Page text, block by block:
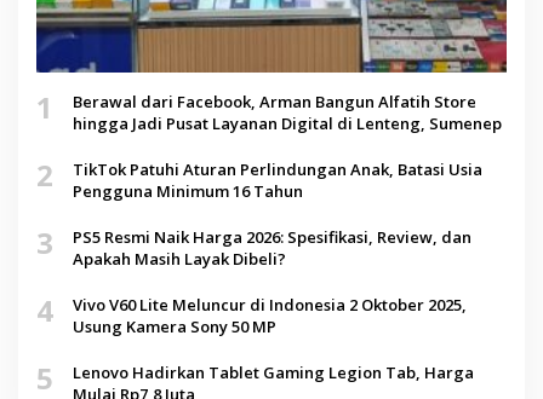
1
Berawal dari Facebook, Arman Bangun Alfatih Store
hingga Jadi Pusat Layanan Digital di Lenteng, Sumenep
2
TikTok Patuhi Aturan Perlindungan Anak, Batasi Usia
Pengguna Minimum 16 Tahun
3
PS5 Resmi Naik Harga 2026: Spesifikasi, Review, dan
Apakah Masih Layak Dibeli?
4
Vivo V60 Lite Meluncur di Indonesia 2 Oktober 2025,
Usung Kamera Sony 50 MP
5
Lenovo Hadirkan Tablet Gaming Legion Tab, Harga
Mulai Rp7,8 Juta